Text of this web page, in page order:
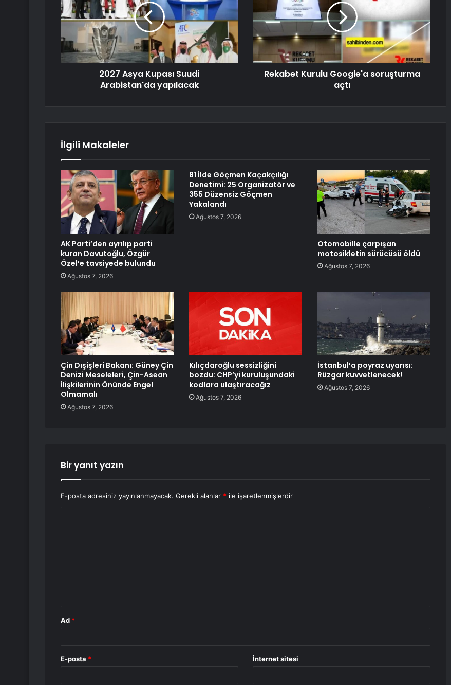
2027 Asya Kupası Suudi
Arabistan'da yapılacak
Rekabet Kurulu Google'a soruşturma
açtı
İlgili Makaleler
AK Parti’den ayrılıp parti
kuran Davutoğlu, Özgür
Özel’e tavsiyede bulundu
Ağustos 7, 2026
81 İlde Göçmen Kaçakçılığı
Denetimi: 25 Organizatör ve
355 Düzensiz Göçmen
Yakalandı
Ağustos 7, 2026
Otomobille çarpışan
motosikletin sürücüsü öldü
Ağustos 7, 2026
Çin Dışişleri Bakanı: Güney Çin
Denizi Meseleleri, Çin-Asean
İlişkilerinin Önünde Engel
Olmamalı
Ağustos 7, 2026
Kılıçdaroğlu sessizliğini
bozdu: CHP’yi kuruluşundaki
kodlara ulaştıracağız
Ağustos 7, 2026
İstanbul’a poyraz uyarısı:
Rüzgar kuvvetlenecek!
Ağustos 7, 2026
Bir yanıt yazın
E-posta adresiniz yayınlanmayacak. Gerekli alanlar * ile işaretlenmişlerdir
Ad *
E-posta * İnternet sitesi